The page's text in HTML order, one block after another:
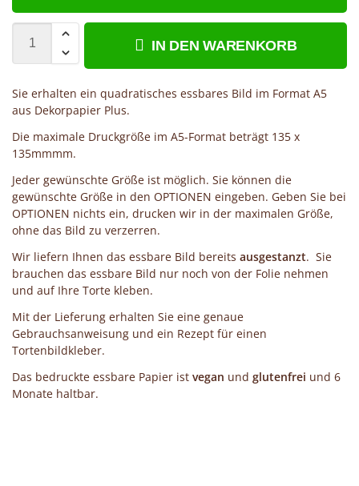
IN DEN WARENKORB
Sie erhalten ein quadratisches essbares Bild im Format A5
aus Dekorpapier Plus.
Die maximale Druckgröße im A5-Format beträgt 135 x
135mmmm.
Jeder gewünschte Größe ist möglich. Sie können die
gewünschte Größe in den OPTIONEN eingeben. Geben Sie bei
OPTIONEN nichts ein, drucken wir in der maximalen Größe,
ohne das Bild zu verzerren.
Wir liefern Ihnen das essbare Bild bereits ausgestanzt. Sie
brauchen das essbare Bild nur noch von der Folie nehmen
und auf Ihre Torte kleben.
Mit der Lieferung erhalten Sie eine genaue
Gebrauchsanweisung und ein Rezept für einen
Tortenbildkleber.
Das bedruckte essbare Papier ist vegan und glutenfrei und 6
Monate haltbar.